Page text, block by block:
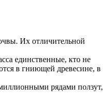
Их отличительной
единственные, кто не
в гниющей древесине, в
рядами ползут,